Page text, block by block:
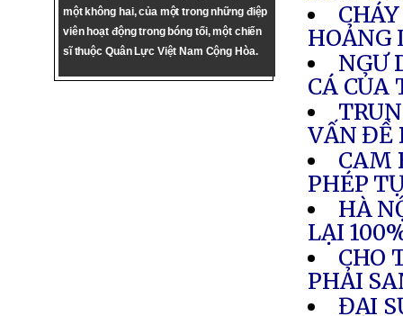
một không hai, của một trong những điệp
viên hoạt động trong bóng tối, một chiến
sĩ thuộc Quân Lực Việt Nam Cộng Hòa.
HOẢNG
NGƯ
CÁ CỦA
VẤN ĐỀ
CAM
PHÉP
HÀ
LẠI
CHO
PHẢI
ĐẠI